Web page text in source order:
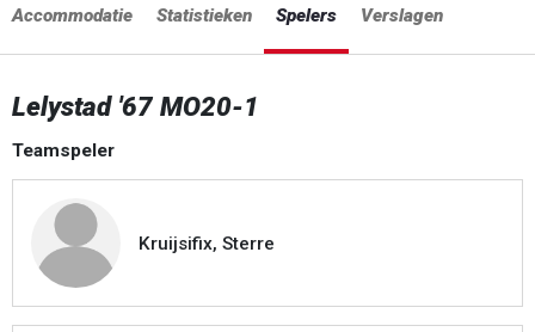
Accommodatie Statistieken Spelers Verslagen
Lelystad '67 MO20-1
Teamspeler
Kruijsifix, Sterre